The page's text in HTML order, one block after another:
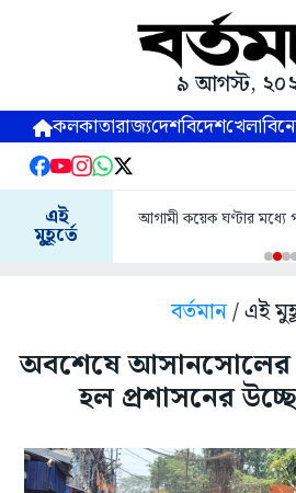
৯ আগস্ট,
কলকাতারাজ্যদেশবিদেশখেলা
এই
মুহূর্তে
আগামী কয়েক ঘণ্টার মধ্যে
বর্তমান/ এই
অবশেষে
হল প্রশাসনের